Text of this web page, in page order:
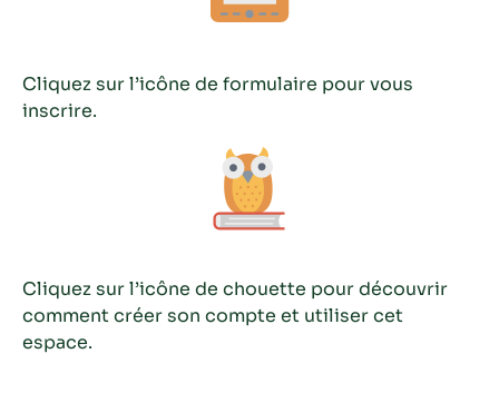
Cliquez sur l’icône de formulaire pour vous
inscrire.
Cliquez sur l’icône de chouette pour découvrir
comment créer son compte et utiliser cet
espace.